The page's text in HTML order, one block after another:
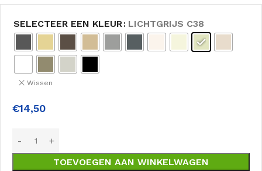
SELECTEER EEN KLEUR LICHTGRIJS C38
Wissen
€14,50
TOEVOEGEN AAN WINKELWAGEN